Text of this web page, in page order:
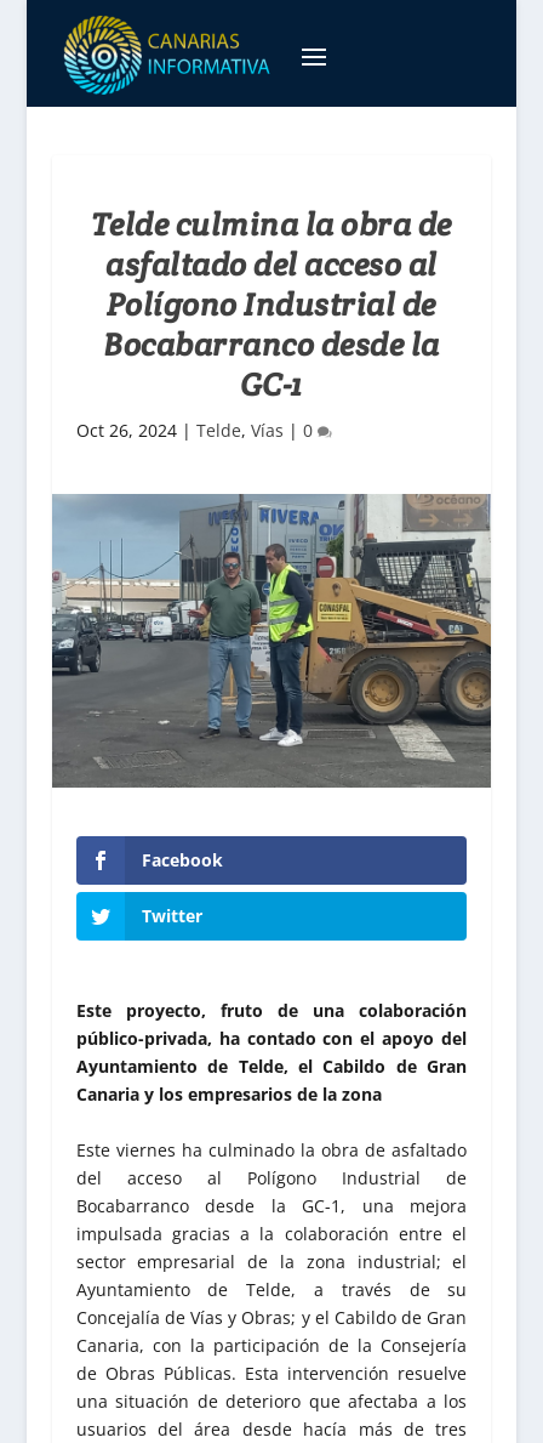
Telde culmina la obra de
asfaltado del acceso al
Polígono Industrial de
Bocabarranco desde la
GC-1
Oct 26, 2024| Telde, Vías | 0
Facebook
Twitter
Este proyecto, fruto de una colaboración
público-privada, ha contado con el apoyo del
Ayuntamiento de Telde, el Cabildo de Gran
Canaria y los empresarios de la zona
Este viernes ha culminado la obra de asfaltado
del acceso al Polígono Industrial de
Bocabarranco desde la GC-1, una mejora
impulsada gracias a la colaboración entre el
sector empresarial de la zona industrial; el
Ayuntamiento de Telde, a través de su
Concejalía de Vías y Obras; y el Cabildo de Gran
Canaria, con la participación de la Consejería
de Obras Públicas. Esta intervención resuelve
una situación de deterioro que afectaba a los
usuarios del área desde hacía más de tres